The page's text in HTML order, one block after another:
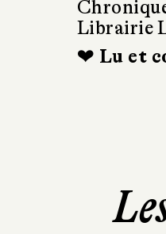
Librairie
❤ Lu et